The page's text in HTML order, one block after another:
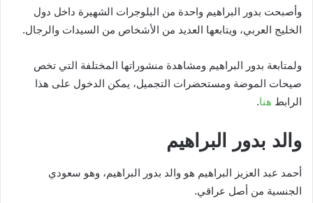
وأصبحت بدور البراهيم واحدة من البلوجرات الشهيرة داخل دول
الخليج العربي، ويتابعها العديد من الأشخاص من السيدات والرجال.
ولمتابعة بدور البراهيم ومشاهدة منشوراتها المختلفة التي تخص
صيحات الموضة ومستحضرات التجميل، يمكن الدخول على هذا
الرابط هنا.
والد بدور البراهيم
أحمد عبد العزيز البراهيم هو والد بدور البراهيم، وهو سعودي
الجنسية من أصل عراقي.